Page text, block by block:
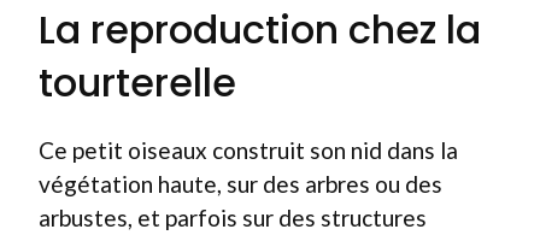
La reproduction chez la
tourterelle
Ce petit oiseaux construit son nid dans la
végétation haute, sur des arbres ou des
arbustes, et parfois sur des structures